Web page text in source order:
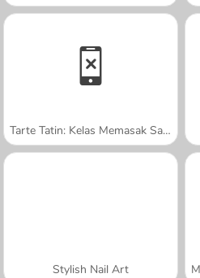
Tarte Tatin: Kelas Memasak Sara
Stylish Nail Art